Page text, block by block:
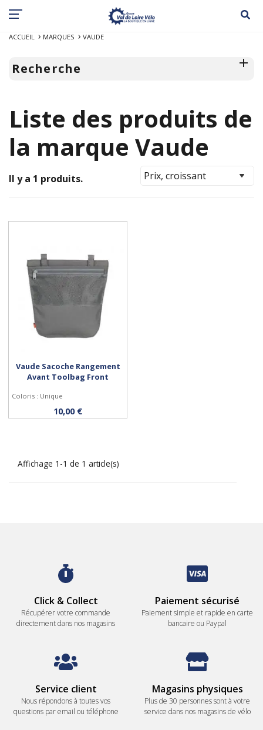
ACCUEIL MARQUES VAUDE
Recherche
Liste des produits de
la marque Vaude
Il y a 1 produits.
Acheter
Vaude Sacoche Rangement
Avant Toolbag Front
Coloris : Unique
10,00 €
Affichage 1-1 de 1 article(s)
Click & Collect
Récupérer votre commande
directement dans nos magasins
Paiement sécurisé
Paiement simple et rapide en carte
bancaire ou Paypal
Service client
Nous répondons à toutes vos
questions par email ou téléphone
Magasins physiques
Plus de 30 personnes sont à votre
service dans nos magasins de vélo